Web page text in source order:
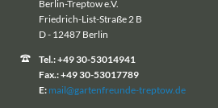
Berlin-Treptow e.V.
Friedrich-List-Straße 2 B
D - 12487 Berlin
Tel.: +49 30-53014941
Fax.: +49 30-53017789
E: mail@gartenfreunde-treptow.de